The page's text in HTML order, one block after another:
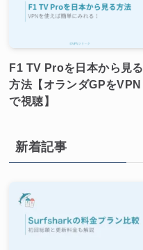
F1 TV Proを日本から見る
方法【オランダGPをVPN
で視聴】
新着記事